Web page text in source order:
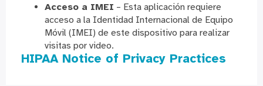
Acceso a IMEI – Esta aplicación requiere
acceso a la Identidad Internacional de Equipo
Móvil (IMEI) de este dispositivo para realizar
visitas por video.
HIPAA Notice of Privacy Practices